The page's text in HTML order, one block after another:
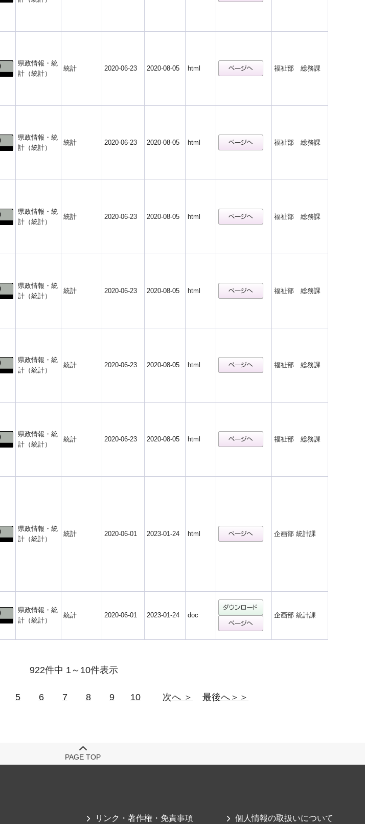
県政情報・統
計（統計）
統計 2020-06-23 2020-08-05 html 福祉部 総務課
県政情報・統
計（統計）
統計 2020-06-23 2020-08-05 html 福祉部 総務課
県政情報・統
計（統計）
統計 2020-06-23 2020-08-05 html 福祉部 総務課
県政情報・統
計（統計）
統計 2020-06-23 2020-08-05 html 福祉部 総務課
県政情報・統
計（統計）
統計 2020-06-23 2020-08-05 html 福祉部 総務課
県政情報・統
計（統計）
統計 2020-06-23 2020-08-05 html 福祉部 総務課
県政情報・統
計（統計）
統計 2020-06-01 2023-01-24 html 企画部 統計課
県政情報・統
計（統計）
統計 2020-06-01 2023-01-24 doc 企画部 統計課
922件中 1～10件表示
5 6 7 8 9 10 次へ ＞ 最後へ＞＞
PAGE TOP
リンク・著作権・免責事項 個人情報の取扱いについて